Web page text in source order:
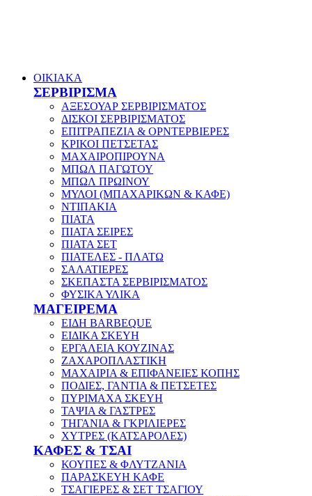
ΟΙΚΙΑΚΑ
ΣΕΡΒΙΡΙΣΜΑ
ΑΞΕΣΟΥΑΡ ΣΕΡΒΙΡΙΣΜΑΤΟΣ
ΔΙΣΚΟΙ ΣΕΡΒΙΡΙΣΜΑΤΟΣ
ΕΠΙΤΡΑΠΕΖΙΑ & ΟΡΝΤΕΡΒΙΕΡΕΣ
ΚΡΙΚΟΙ ΠΕΤΣΕΤΑΣ
ΜΑΧΑΙΡΟΠΙΡΟΥΝΑ
ΜΠΩΛ ΠΑΓΩΤΟΥ
ΜΠΩΛ ΠΡΩΙΝΟΥ
ΜΥΛΟΙ (ΜΠΑΧΑΡΙΚΩΝ & ΚΑΦΕ)
ΝΤΙΠΑΚΙΑ
ΠΙΑΤΑ
ΠΙΑΤΑ ΣΕΙΡΕΣ
ΠΙΑΤΑ ΣΕΤ
ΠΙΑΤΕΛΕΣ - ΠΛΑΤΩ
ΣΑΛΑΤΙΕΡΕΣ
ΣΚΕΠΑΣΤΑ ΣΕΡΒΙΡΙΣΜΑΤΟΣ
ΦΥΣΙΚΑ ΥΛΙΚΑ
ΜΑΓΕΙΡΕΜΑ
ΕΙΔΗ BARBEQUE
ΕΙΔΙΚΑ ΣΚΕΥΗ
ΕΡΓΑΛΕΙΑ ΚΟΥΖΙΝΑΣ
ΖΑΧΑΡΟΠΛΑΣΤΙΚΗ
ΜΑΧΑΙΡΙΑ & ΕΠΙΦΑΝΕΙΕΣ ΚΟΠΗΣ
ΠΟΔΙΕΣ, ΓΑΝΤΙΑ & ΠΕΤΣΕΤΕΣ
ΠΥΡΙΜΑΧΑ ΣΚΕΥΗ
ΤΑΨΙΑ & ΓΑΣΤΡΕΣ
ΤΗΓΑΝΙΑ & ΓΚΡΙΛΙΕΡΕΣ
ΧΥΤΡΕΣ (ΚΑΤΣΑΡΟΛΕΣ)
ΚΑΦΕΣ & ΤΣΑΙ
ΚΟΥΠΕΣ & ΦΛΥΤΖΑΝΙΑ
ΠΑΡΑΣΚΕΥΗ ΚΑΦΕ
ΤΣΑΓΙΕΡΕΣ & ΣΕΤ ΤΣΑΓΙΟΥ